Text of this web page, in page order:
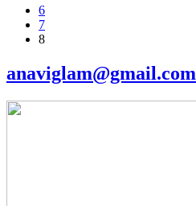
6
7
8
anaviglam@gmail.com